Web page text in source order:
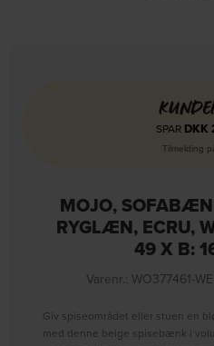
SPAR DKK
Tilmelding
MOJO,
RYGLÆN, ECRU,
49 X B:
Varenr.: WO377461-WE
Giv spiseområdet eller stuen en
med denne beige spisebænk i